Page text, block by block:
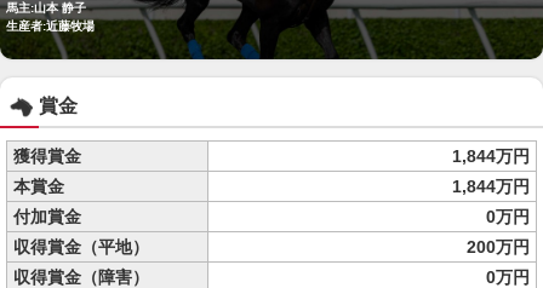
馬主:山本 静子
生産者:近藤牧場
賞金
獲得賞金
1,844万円
本賞金
1,844万円
付加賞金
0万円
収得賞金（平地）
200万円
収得賞金（障害）
0万円